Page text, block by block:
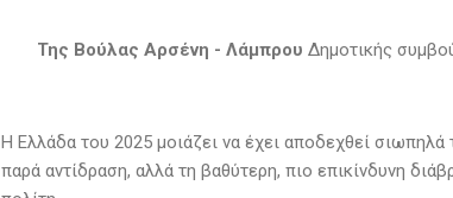
Της Βούλας Αρσένη - Λάμπρου Δημοτικής
Η Ελλάδα του 2025 μοιάζει να έχει αποδεχθεί
παρά αντίδραση, αλλά τη βαθύτερη, πιο επικίνδυνη